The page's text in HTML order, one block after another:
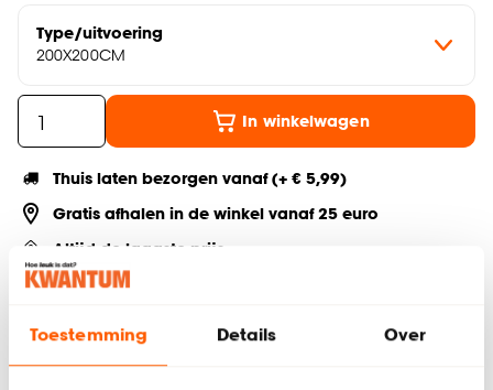
Toestemming Details Over
Type/uitvoering
200X200CM
In winkelwagen
Thuis laten bezorgen vanaf (+ € 5,99)
Gratis afhalen in de winkel vanaf 25 euro
Altijd de laagste prijs